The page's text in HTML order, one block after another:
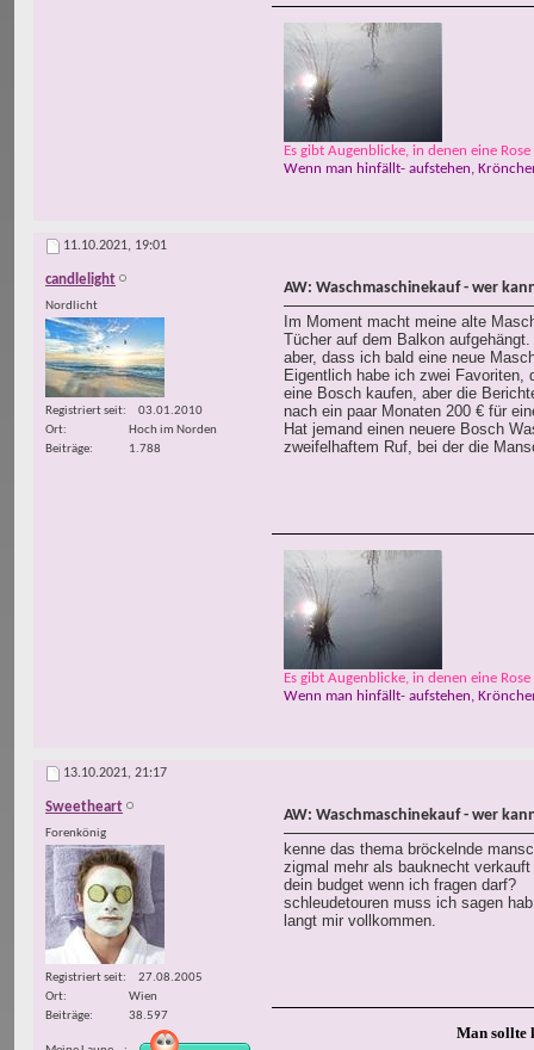
Es gibt Augenblicke, in denen eine
Wenn man hinfällt- aufstehen,
11.10.2021, 19:01
candlelight
Nordlicht
Registriert seit
03.01.2010
Ort
Hoch im Norden
Beiträge
1.788
AW: Waschmaschinekauf - wer
Im Moment macht meine alte
Tücher auf dem Balkon
aber, dass ich bald eine neue
Eigentlich habe ich zwei Favoriten,
eine Bosch kaufen, aber die
nach ein paar Monaten 200 € für
Hat jemand einen neuere Bosch
zweifelhaftem Ruf, bei der die
Es gibt Augenblicke, in denen eine
Wenn man hinfällt- aufstehen,
13.10.2021, 21:17
Sweetheart
Forenkönig
Registriert seit
27.08.2005
Ort
Wien
Beiträge
38.597
AW: Waschmaschinekauf - wer
kenne das thema bröckelnde
zigmal mehr als bauknecht
dein budget wenn ich fragen darf?
schleudetouren muss ich sagen
langt mir vollkommen.
Man sollte